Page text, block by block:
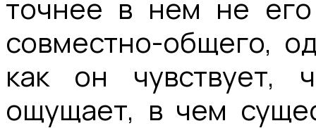
точнее в нем не
совместно-общего,
как он чувствует,
ощущает, в чем